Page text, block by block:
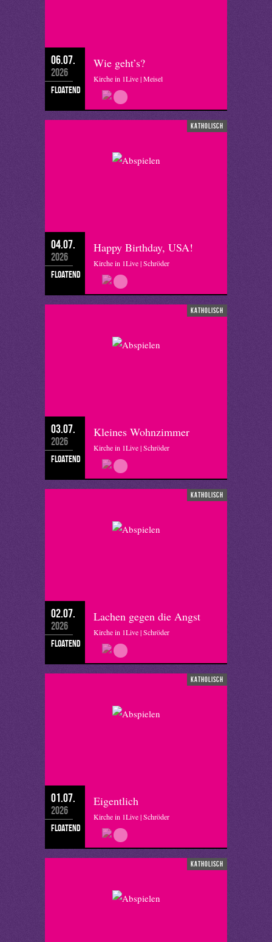
06.07.
2026
floatend
Wie geht’s?
Kirche in 1Live | Meisel
katholisch
04.07.
2026
floatend
Happy Birthday, USA!
Kirche in 1Live | Schröder
katholisch
03.07.
2026
floatend
Kleines Wohnzimmer
Kirche in 1Live | Schröder
katholisch
02.07.
2026
floatend
Lachen gegen die Angst
Kirche in 1Live | Schröder
katholisch
01.07.
2026
floatend
Eigentlich
Kirche in 1Live | Schröder
katholisch